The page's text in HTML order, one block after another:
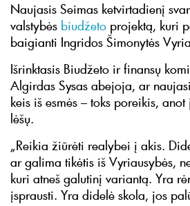
Naujasis Seimas ketvirtadienį
valstybės biudžeto projektą, kuri
baigianti Ingridos Šimonytės
Išrinktasis Biudžeto ir finansų
Algirdas Sysas abejoja, ar
keis iš esmės – toks poreikis,
lėšų.
„Reikia žiūrėti realybei į akis.
ar galima tikėtis iš Vyriausybės,
kuri atneš galutinį variantą. Yra
įsprausti. Yra didelė skola, jos